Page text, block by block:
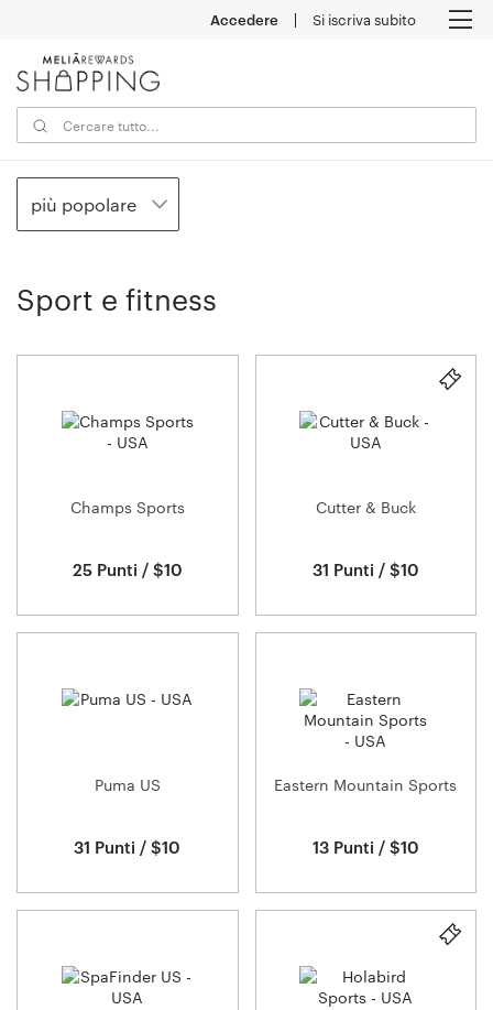
Accedere Si iscriva subito
più popolare
Sport e fitness
Champs Sports
25 Punti / $10
Cutter & Buck
31 Punti / $10
Puma US
31 Punti / $10
Eastern Mountain Sports
13 Punti / $10